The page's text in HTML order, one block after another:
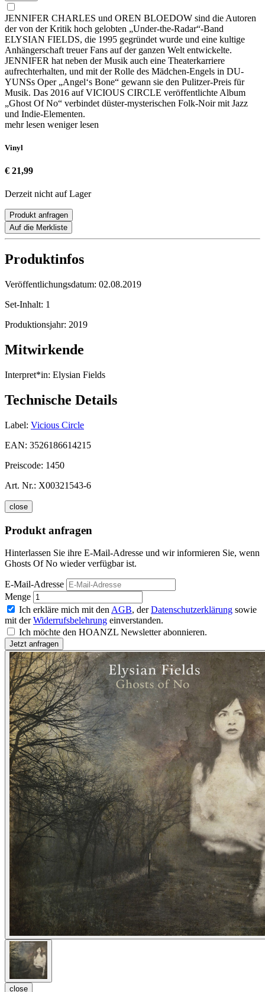
JENNIFER CHARLES und OREN BLOEDOW sind die Autoren
der von der Kritik hoch gelobten „Under-the-Radar“-Band
ELYSIAN FIELDS, die 1995 gegründet wurde und eine kultige
Anhängerschaft treuer Fans auf der ganzen Welt entwickelte.
JENNIFER hat neben der Musik auch eine Theaterkarriere
aufrechterhalten, und mit der Rolle des Mädchen-Engels in DU-
YUNSs Oper „Angel‘s Bone“ gewann sie den Pulitzer-Preis für
Musik. Das 2016 auf VICIOUS CIRCLE veröffentlichte Album
„Ghost Of No“ verbindet düster-mysterischen Folk-Noir mit Jazz
und Indie-Elementen.
mehr lesen weniger lesen
Vinyl
€ 21,99
Derzeit nicht auf Lager
Produkt anfragen
Auf die Merkliste
Produktinfos
Veröffentlichungsdatum: 02.08.2019
Set-Inhalt: 1
Produktionsjahr: 2019
Mitwirkende
Interpret*in: Elysian Fields
Technische Details
Label: Vicious Circle
EAN: 3526186614215
Preiscode: 1450
Art. Nr.: X00321543-6
close
Produkt anfragen
Hinterlassen Sie ihre E-Mail-Adresse und wir informieren Sie, wenn
Ghosts Of No wieder verfügbar ist.
E-Mail-Adresse
Menge
Ich erkläre mich mit den AGB, derDatenschutzerklärung sowie
mit derWiderrufsbelehrung einverstanden.
Ich möchte den HOANZL Newsletter abonnieren.
close